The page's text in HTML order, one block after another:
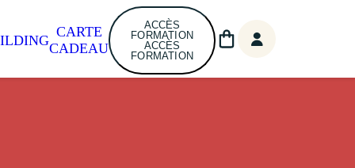
CARTE
CADEAU
ACCÈS
FORMATION
ACCÈS
FORMATION